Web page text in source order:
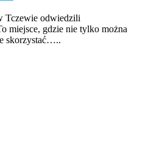
Tczewie odwiedzili
miejsce, gdzie nie tylko można
skorzystać…..